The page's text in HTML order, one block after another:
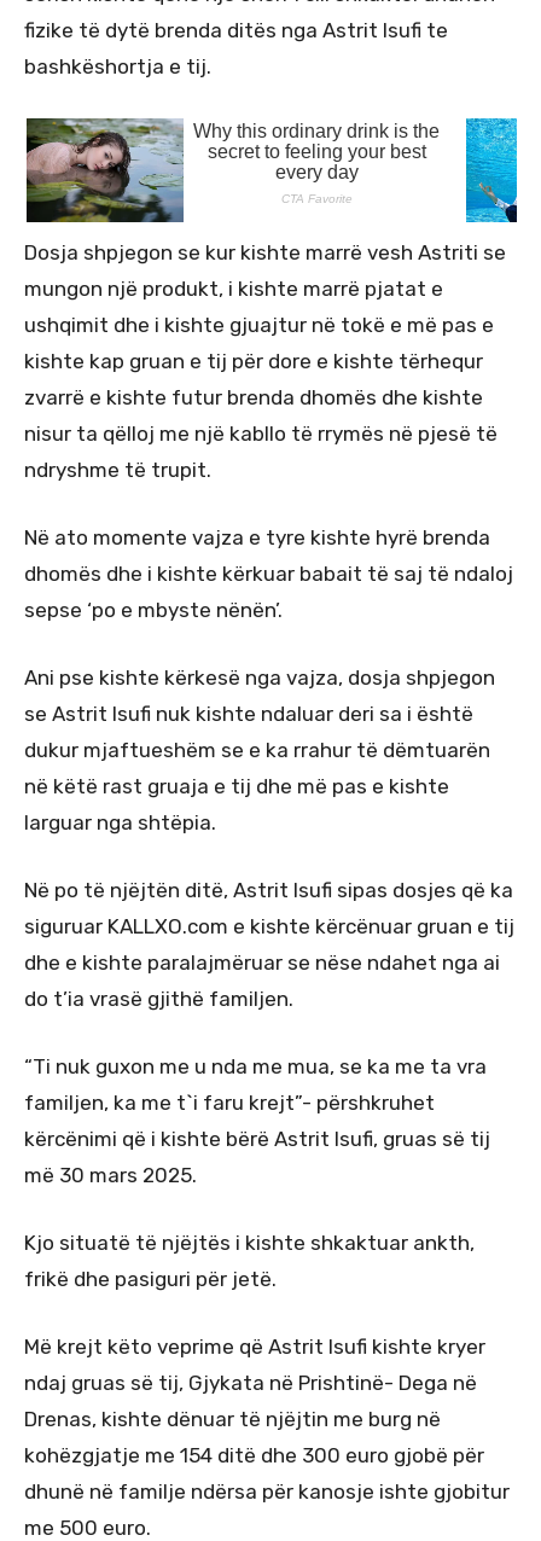
fizike të dytë brenda ditës nga Astrit Isufi te
bashkëshortja e tij.
Dosja shpjegon se kur kishte marrë vesh Astriti se
mungon një produkt, i kishte marrë pjatat e
ushqimit dhe i kishte gjuajtur në tokë e më pas e
kishte kap gruan e tij për dore e kishte tërhequr
zvarrë e kishte futur brenda dhomës dhe kishte
nisur ta qëlloj me një kabllo të rrymës në pjesë të
ndryshme të trupit.
Në ato momente vajza e tyre kishte hyrë brenda
dhomës dhe i kishte kërkuar babait të saj të ndaloj
sepse ‘po e mbyste nënën’.
Ani pse kishte kërkesë nga vajza, dosja shpjegon
se Astrit Isufi nuk kishte ndaluar deri sa i është
dukur mjaftueshëm se e ka rrahur të dëmtuarën
në këtë rast gruaja e tij dhe më pas e kishte
larguar nga shtëpia.
Në po të njëjtën ditë, Astrit Isufi sipas dosjes që ka
siguruar KALLXO.com e kishte kërcënuar gruan e tij
dhe e kishte paralajmëruar se nëse ndahet nga ai
do t’ia vrasë gjithë familjen.
“Ti nuk guxon me u nda me mua, se ka me ta vra
familjen, ka me t`i faru krejt”- përshkruhet
kërcënimi që i kishte bërë Astrit Isufi, gruas së tij
më 30 mars 2025.
Kjo situatë të njëjtës i kishte shkaktuar ankth,
frikë dhe pasiguri për jetë.
Më krejt këto veprime që Astrit Isufi kishte kryer
ndaj gruas së tij, Gjykata në Prishtinë- Dega në
Drenas, kishte dënuar të njëjtin me burg në
kohëzgjatje me 154 ditë dhe 300 euro gjobë për
dhunë në familje ndërsa për kanosje ishte gjobitur
me 500 euro.